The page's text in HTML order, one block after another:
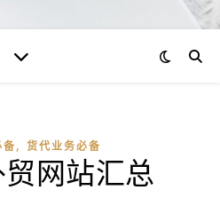
, 货代业务必备
网站汇总